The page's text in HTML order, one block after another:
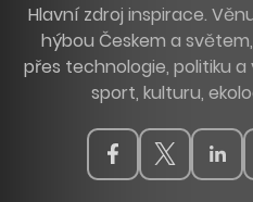
Hlavní zdroj inspirace.
hýbou Českem a
přes technologie, politiku
sport, kulturu,